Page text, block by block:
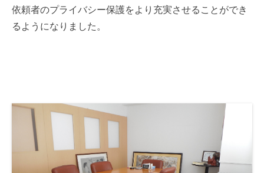
依頼者のプライバシー保護をより充実させることができ
るようになりました。